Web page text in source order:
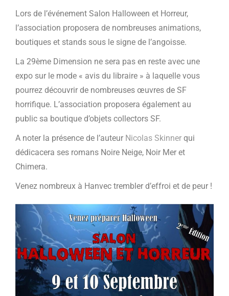
Lors de l’événement Salon Halloween et Horreur,
l’association proposera de nombreuses animations,
boutiques et stands sous le signe de l’angoisse.
La 29ème Dimension ne sera pas en reste avec une
expo sur le mode « avis du libraire » à laquelle vous
pourrez découvrir de nombreuses œuvres de SF
horrifique. L’association proposera également au
public sa boutique d’objets collectors SF.
A noter la présence de l’auteur Nicolas Skinner qui
dédicacera ses romans Noire Neige, Noir Mer et
Chimera.
Venez nombreux à Hanvec trembler d’effroi et de peur !